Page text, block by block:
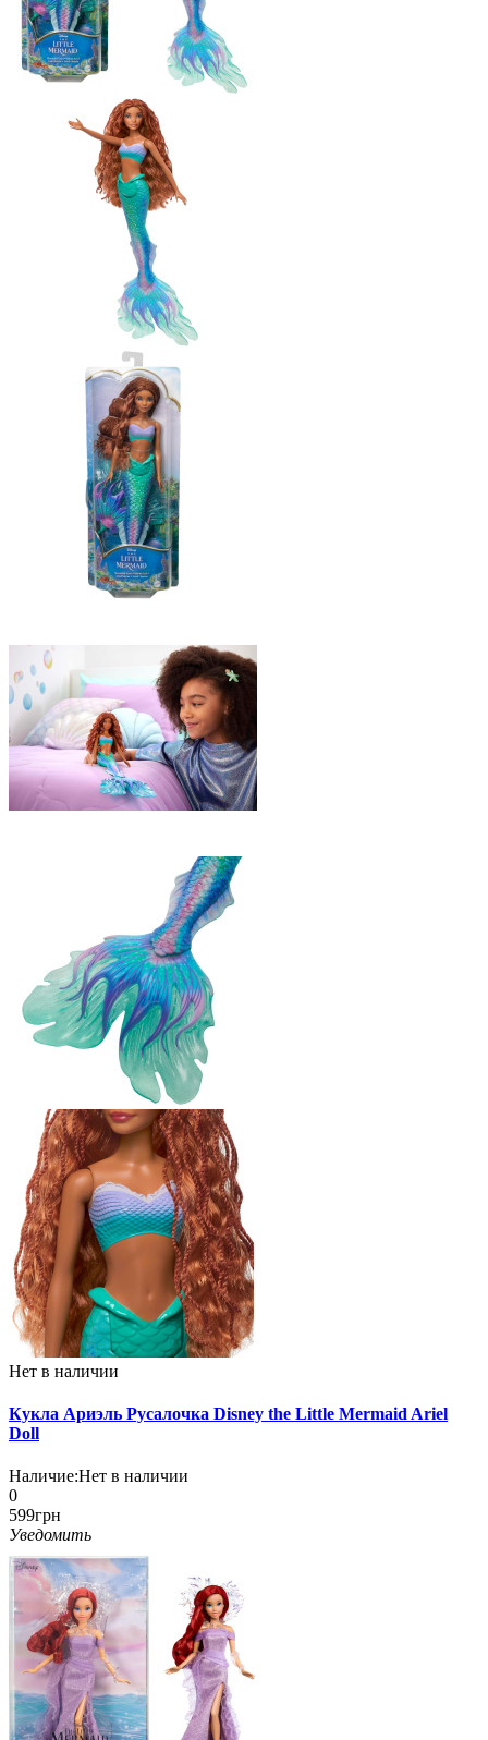
Нет в наличии
Кукла Ариэль Русалочка Disney the Little Mermaid Ariel
Doll
Наличие:Нет в наличии
0
599грн
Уведомить